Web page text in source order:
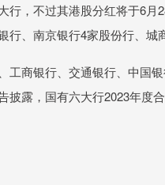
行，不过其港股分红将于6
、南京银行4家股份行、城
商银行、交通银行、中国银
披露，国有六大行2023年度